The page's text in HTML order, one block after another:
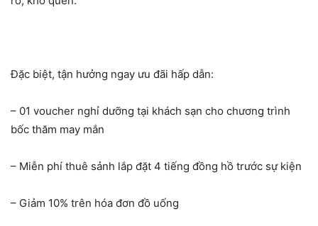
Đặc biệt, tận hưởng ngay ưu đãi hấp dẫn:
– 01 voucher nghỉ dưỡng tại khách sạn cho chương trình
bốc thăm may mắn
– Miễn phí thuê sảnh lắp đặt 4 tiếng đồng hồ trước sự kiện
– Giảm 10% trên hóa đơn đồ uống